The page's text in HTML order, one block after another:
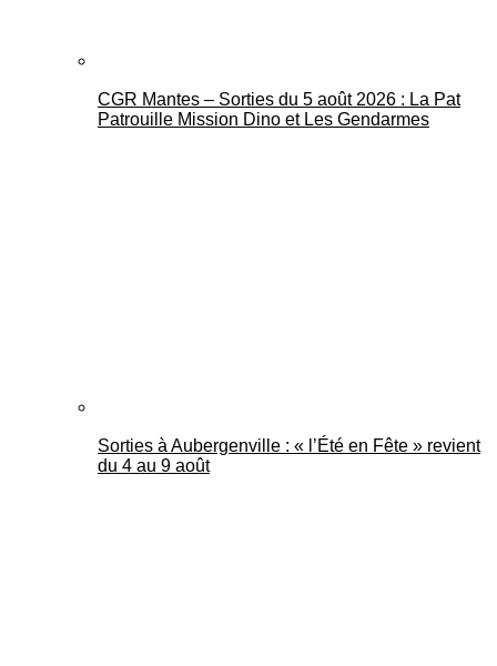
CGR Mantes – Sorties du 5 août 2026 : La Pat
Patrouille Mission Dino et Les Gendarmes
Sorties à Aubergenville : « l’Été en Fête » revient
du 4 au 9 août